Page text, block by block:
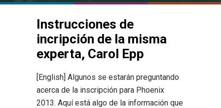
Instrucciones de
incripción de la misma
experta, Carol Epp
[English] Algunos se estarán preguntando
acerca de la inscripción para Phoenix
2013. Aquí está algo de la información que